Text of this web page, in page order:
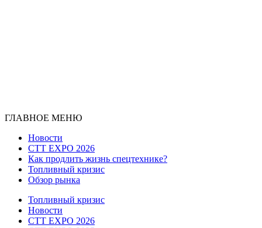
ГЛАВНОЕ МЕНЮ
Новости
CTT EXPO 2026
Как продлить жизнь спецтехнике?
Топливный кризис
Обзор рынка
Топливный кризис
Новости
CTT EXPO 2026